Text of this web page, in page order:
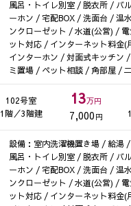
風呂・トイレ別室 / 脱衣所 / バ
ーホン / 宅配BOX / 洗面台 / 温
ンクローゼット / 水道(公営) /
ット対応 / インターネット料金
インターホン / 対面式キッチン
ミ置場 / ペット相談 / 角部屋 /
102号室
1階／3階建
13万円
7,000円
設備：室内洗濯機置き場 / 給
風呂・トイレ別室 / 脱衣所 / バ
ーホン / 宅配BOX / 洗面台 / 温
ンクローゼット / 水道(公営) /
ット対応 / インターネット料金